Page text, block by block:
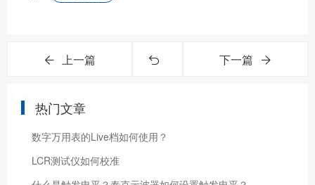
上一篇 下一篇
热门文章
数字万用表的Live档如何使用？
LCR测试仪如何校准